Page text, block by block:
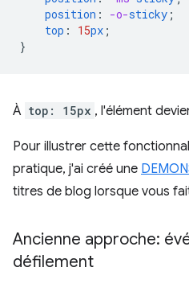
position : -o-sticky ;
top : 15px ;
}
À top: 15px , l'élément
Pour illustrer cette
pratique, j'ai créé une
titres de blog lorsque vous
Ancienne approche:
défilement